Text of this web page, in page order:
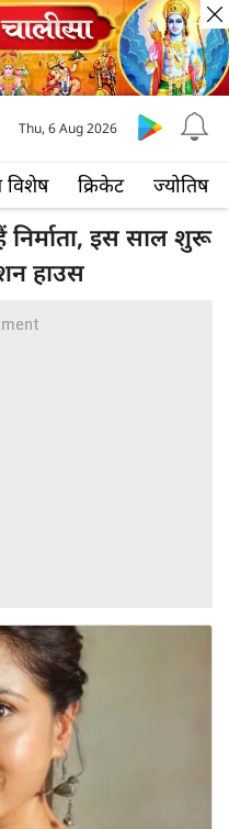
विशेष क्रिकेट ज्योतिष
Thu, 6 Aug 2026
निर्माता, इस साल शुरू
हाउस